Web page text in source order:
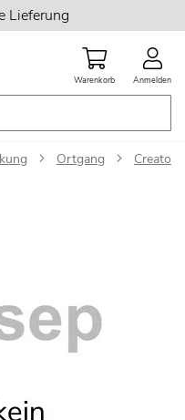
Lieferung
Warenkorb Anmelden
Ortgang Creaton